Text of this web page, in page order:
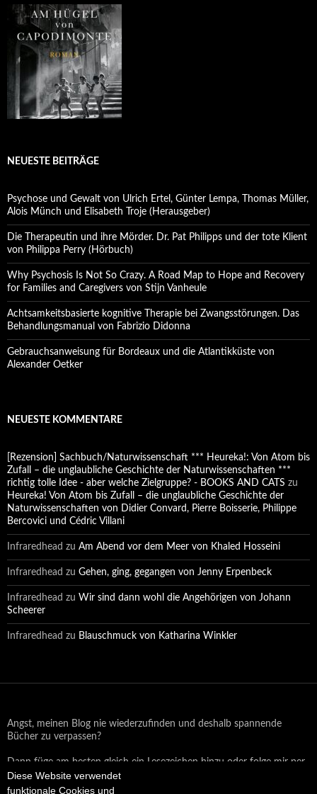
Diese Website verwendet
funktionale Cookies und
NEUESTE BEITRÄGE
Psychose und Gewalt von Ulrich Ertel, Günter Lempa, Thomas Müller,
Alois Münch und Elisabeth Troje (Herausgeber)
Die Therapeutin und ihre Mörder. Dr. Pat Philipps und der tote Klient
von Philippa Perry (Hörbuch)
Why Psychosis Is Not So Crazy. A Road Map to Hope and Recovery
for Families and Caregivers von Stijn Vanheule
Achtsamkeitsbasierte kognitive Therapie bei Zwangsstörungen. Das
Behandlungsmanual von Fabrizio Didonna
Gebrauchsanweisung für Bordeaux und die Atlantikküste von
Alexander Oetker
NEUESTE KOMMENTARE
[Rezension] Sachbuch/Naturwissenschaft *** Heureka!: Von Atom bis
Zufall – die unglaubliche Geschichte der Naturwissenschaften ***
richtig tolle Idee - aber welche Zielgruppe? - BOOKS AND CATS zu
Heureka! Von Atom bis Zufall – die unglaubliche Geschichte der
Naturwissenschaften von Didier Convard, Pierre Boisserie, Philippe
Bercovici und Cédric Villani
Infraredhead zu Am Abend vor dem Meer von Khaled Hosseini
Infraredhead zu Gehen, ging, gegangen von Jenny Erpenbeck
Infraredhead zu Wir sind dann wohl die Angehörigen von Johann
Scheerer
Infraredhead zu Blauschmuck von Katharina Winkler
Angst, meinen Blog nie wiederzufinden und deshalb spannende
Bücher zu verpassen?
Dann füge am besten gleich ein Lesezeichen hinzu oder folge mir per
Email oder auf Facebook!